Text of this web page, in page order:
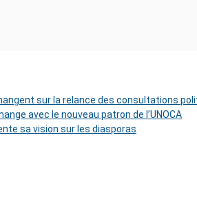
sur la relance des consultations
avec le nouveau patron de l’UNOCA
sa vision sur les diasporas